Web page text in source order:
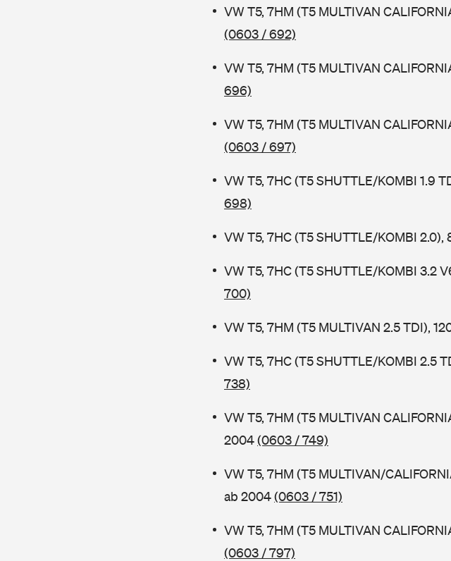
VW T5, 7HM (T5 MULTIVAN
(0603 / 692)
VW T5, 7HM (T5 MULTIVAN
696)
VW T5, 7HM (T5 MULTIVAN
(0603 / 697)
VW T5, 7HC (T5 SHUTTLE/KOMBI 1.9
698)
VW T5, 7HC (T5 SHUTTLE/KOMBI
VW T5, 7HC (T5 SHUTTLE/KOMBI 3.2
700)
VW T5, 7HM (T5 MULTIVAN 2.5 TDI),
VW T5, 7HC (T5 SHUTTLE/KOMBI 2.5
738)
VW T5, 7HM (T5 MULTIVAN
2004(0603 / 749)
VW T5, 7HM (T5 MULTIVAN/
ab 2004(0603 / 751)
VW T5, 7HM (T5 MULTIVAN
(0603 / 797)